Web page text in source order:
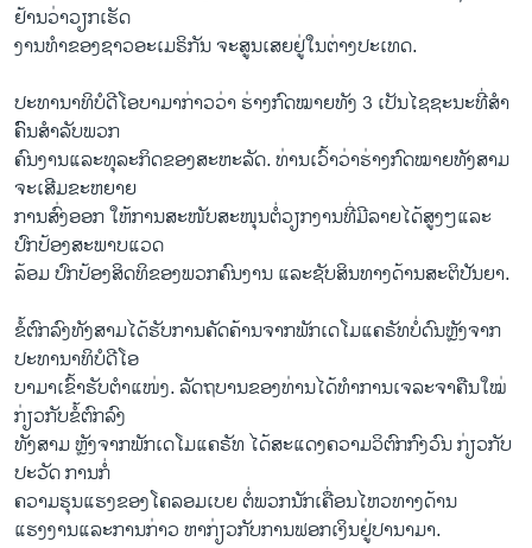
ຢ້ານວ່າວຽກເຮັດ
ງານທຳຂອງຊາວອະເມຣິກັນ ຈະສູນເສຍຢູ່ໃນຕ່າງປະເທດ.
ປະທານາທິບໍດີໂອບາມາກ່າວວ່າ ຮ່າງກົດໝາຍທັງ 3 ເປັນໄຊຊະນະທີ່ສຳ
ຄົົນສຳລັບພວກ
ຄົນງານແລະທຸລະກິດຂອງສະຫະລັດ. ທ່ານເວົ້າວ່າຮ່າງກົດໝາຍທັງສາມ
ຈະເສີມຂະຫຍາຍ
ການສົ່ງອອກ ໃຫ້ການສະໜັບສະໜຸນຕໍ່ວຽກງານທີ່ມີລາຍໄດ້ສູງໆແລະ
ປົກປ້ອງສະພາບແວດ
ລ້ອມ ປົກປ້ອງສິດທິຂອງພວກຄົນງານ ແລະຊັບສິນທາງດ້ານສະຕິປັນຍາ.
ຂໍ້ຕົກລົງທັງສາມໄດ້ຮັບການຄັດຄ້ານຈາກພັກເດໂມແຄຣັທບໍ່ດົນຫຼັງຈາກ
ປະທານາທິບໍດີໂອ
ບາມາເຂົ້າຮັບຕຳແໜ່ງ. ລັດຖບານຂອງທ່ານໄດ້ທຳການເຈລະຈາຄືນໃໝ່
ກ່ຽວກັບຂໍ້ຕົກລົງ
ທັງສາມ ຫຼັງຈາກພັກເດໂມແຄຣັທ ໄດ້ສະແດງຄວາມວິຕົກກົງວົນ ກ່ຽວກັບ
ປະວັດ ການກໍ່
ຄວາມຮຸນແຮງຂອງໂຄລອມເບຍ ຕໍ່ພວກນັກເຄື່ອນໄຫວທາງດ້ານ
ແຮງງານແລະການກ່າວ ຫາກ່ຽວກັບການຟອກເງິນຢູ່ປານາມາ.